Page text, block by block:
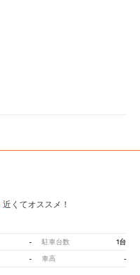
近くてオススメ！
- 駐車台数 1台
- 車高 -